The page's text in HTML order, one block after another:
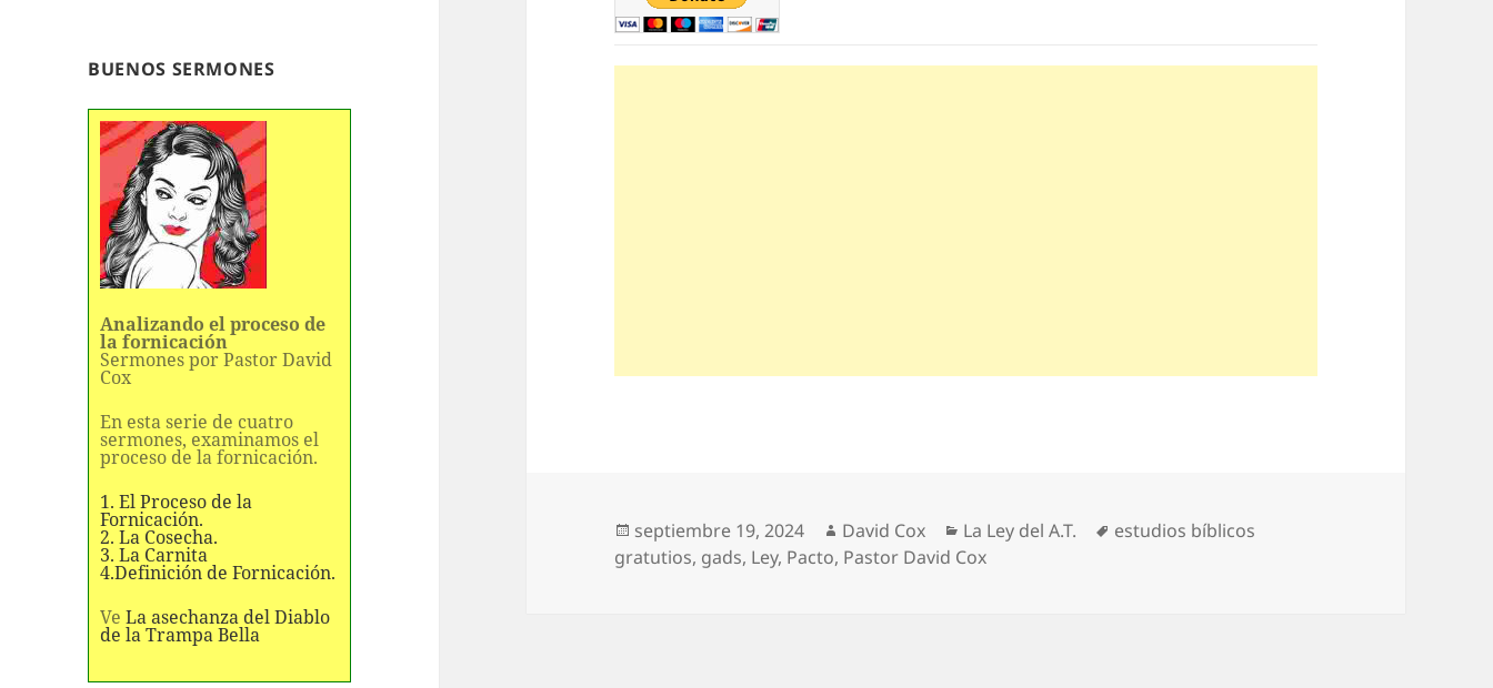
BUENOS SERMONES
Analizando el proceso de
la fornicación
Sermones por Pastor David
Cox
En esta serie de cuatro
sermones, examinamos el
proceso de la fornicación.
1. El Proceso de la
Fornicación.
2. La Cosecha.
3. La Carnita
4.Definición de Fornicación.
VeLa asechanza del Diablo
de la Trampa Bella
Publicado
el
septiembre 19, 2024 Autor
David Cox Categorías
La Ley del A.T. Etiquetas
estudios bíblicos
gratutios, gads, Ley, Pacto, Pastor David Cox